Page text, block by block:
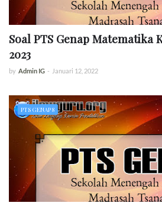
Soal PTS Genap Matematika
2023
by Admin IG - Januari 12, 2022
PTS GENAP 8